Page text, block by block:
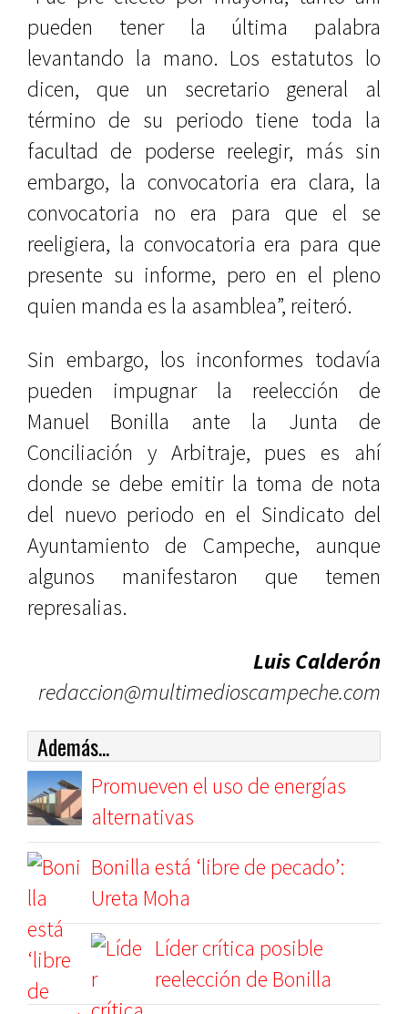
pueden tener la última palabra
levantando la mano. Los estatutos lo
dicen, que un secretario general al
término de su periodo tiene toda la
facultad de poderse reelegir, más sin
embargo, la convocatoria era clara, la
convocatoria no era para que el se
reeligiera, la convocatoria era para que
presente su informe, pero en el pleno
quien manda es la asamblea”, reiteró.
Sin embargo, los inconformes todavía
pueden impugnar la reelección de
Manuel Bonilla ante la Junta de
Conciliación y Arbitraje, pues es ahí
donde se debe emitir la toma de nota
del nuevo periodo en el Sindicato del
Ayuntamiento de Campeche, aunque
algunos manifestaron que temen
represalias.
Luis Calderón
redaccion@multimedioscampeche.com
Además...
Promueven el uso de energías
alternativas
Bonilla está ‘libre de pecado’:
Ureta Moha
Líder crítica posible
reelección de Bonilla